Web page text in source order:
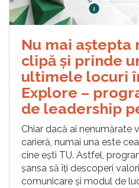
Nu mai aștepta
clipă și prinde
ultimele locuri
Explore –
de leadership
Chiar dacă ai nenumărate
carieră, numai una este
cine ești TU. Astfel,
șansa să îți descoperi
comunicare și modul de